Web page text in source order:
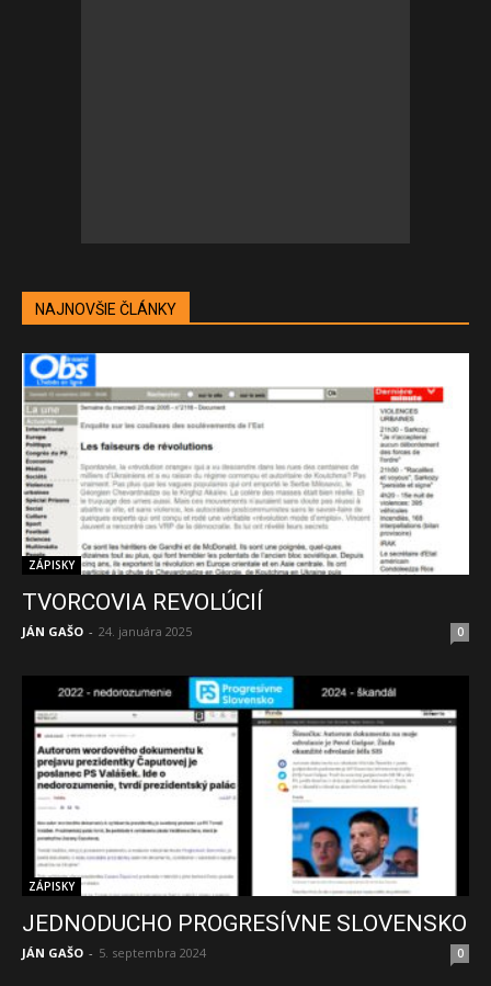
NAJNOVŠIE ČLÁNKY
ZÁPISKY
TVORCOVIA REVOLÚCIÍ
JÁN GAŠO - 24. januára 2025 0
ZÁPISKY
JEDNODUCHO PROGRESÍVNE SLOVENSKO
JÁN GAŠO - 5. septembra 2024 0